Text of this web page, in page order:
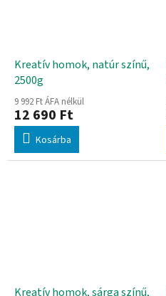
Kreatív homok, natúr színű,
2500g
9 992 Ft ÁFA nélkül
12 690 Ft
Kosárba
Kreatív homok, sárga színű,